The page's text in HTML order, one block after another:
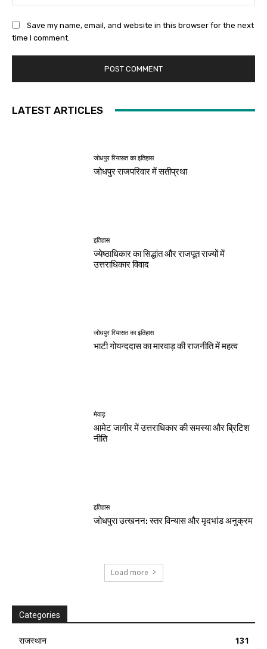
Save my name, email, and website in this browser for the next
time I comment.
LATEST ARTICLES
जोधपुर रियासत का इतिहास
जोधपुर राजपरिवार में सतीप्रथा
इतिहास
ज्येष्ठाधिकार का सिद्धांत और राजपूत राज्यों में
उत्तराधिकार विवाद
जोधपुर रियासत का इतिहास
भाटी गोयन्ददास का मारवाड़ की राजनीति में महत्व
मेवाड़
आमेट जागीर में उत्तराधिकार की समस्या और ब्रिटिश
नीति
इतिहास
जोधपुरा उत्खनन: स्तर विन्यास और मृदभांड अनुक्रम
Load more
Categories
राजस्थान
131